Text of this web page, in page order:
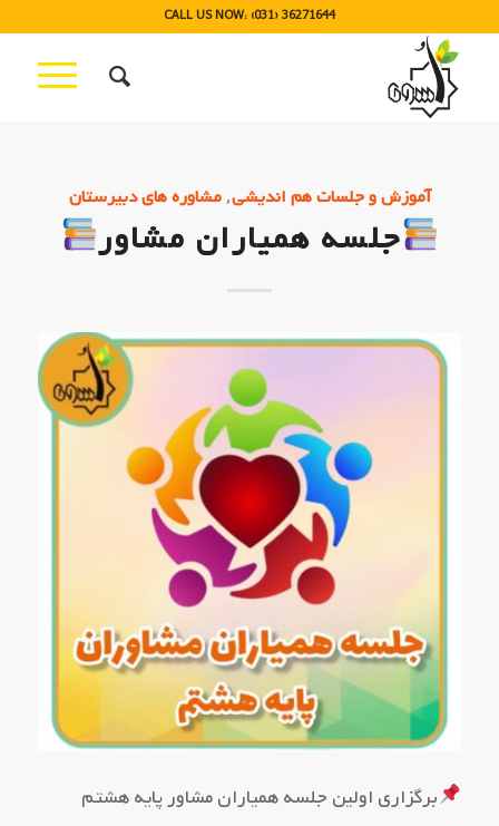
CALL US NOW: (031) 36271644
آموزش و جلسات هم اندیشی,مشاوره های دبیرستان
جلسه همیاران مشاور
برگزاری اولین جلسه همیاران مشاور پایه هشتم ‌